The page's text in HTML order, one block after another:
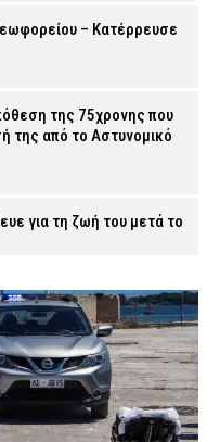
– Κατέρρευσε
της 75χρονης που
της από το Αστυνομικό
για τη ζωή του μετά το
ΔΕΔΔΗΕ μετά την έκρηξη
κοντά στη Δαμασκό –